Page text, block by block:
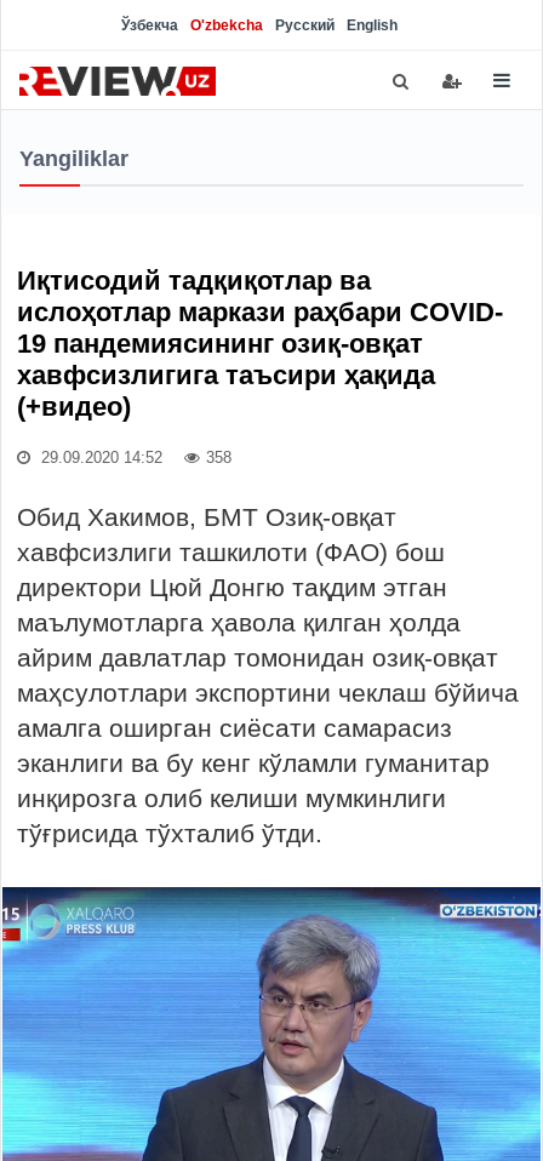
Ўзбекча O'zbekcha Русский English
Yangiliklar
Иқтисодий тадқиқотлар ва
ислоҳотлар маркази раҳбари COVID-
19 пандемиясининг озиқ-овқат
хавфсизлигига таъсири ҳақида
(+видео)
29.09.2020 14:52 358
Обид Хакимов, БМТ Озиқ-овқат
хавфсизлиги ташкилоти (ФАО) бош
директори Цюй Донгю тақдим этган
маълумотларга ҳавола қилган ҳолда
айрим давлатлар томонидан озиқ-овқат
маҳсулотлари экспортини чеклаш бўйича
амалга оширган сиёсати самарасиз
эканлиги ва бу кенг кўламли гуманитар
инқирозга олиб келиши мумкинлиги
тўғрисида тўхталиб ўтди.